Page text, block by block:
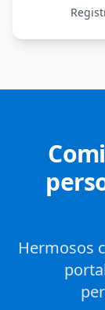
Hermosos